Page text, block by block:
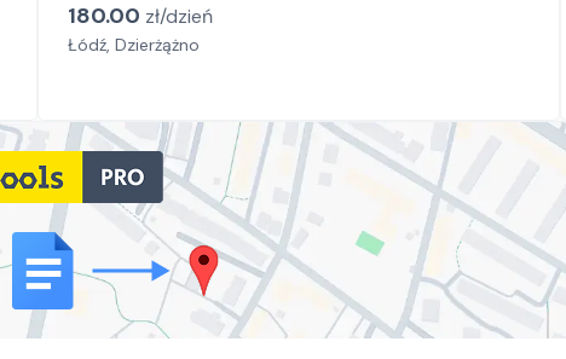
180.00 zł/dzień
Łódź, Dzierżążno